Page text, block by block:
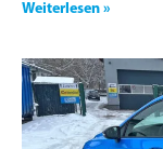
Weiterlesen »